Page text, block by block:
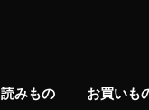
読みもの お買いも